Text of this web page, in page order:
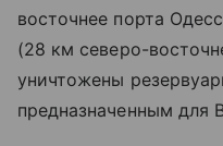
восточнее порта
(28 км северо-
уничтожены
предназначенным для